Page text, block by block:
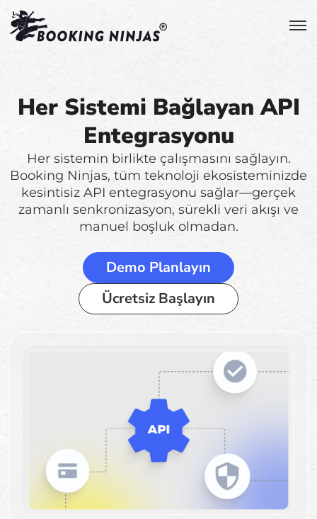
Her Sistemi Bağlayan API
Entegrasyonu
Her sistemin birlikte çalışmasını sağlayın.
Booking Ninjas, tüm teknoloji ekosisteminizde
kesintisiz API entegrasyonu sağlar—gerçek
zamanlı senkronizasyon, sürekli veri akışı ve
manuel boşluk olmadan.
Demo Planlayın
Ücretsiz Başlayın